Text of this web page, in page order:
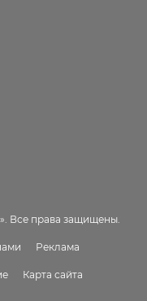
Все права защищены.
Реклама
Карта сайта